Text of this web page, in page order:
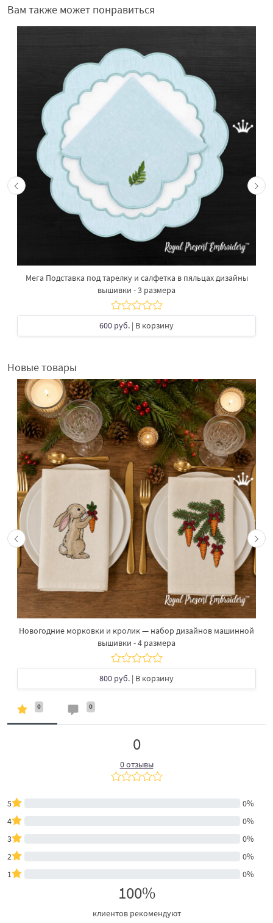
Вам также может понравиться
Мега Подставка под тарелку​ и салфетка в пяльцах дизайны
вышивки - 3 размера
600 руб. | В корзину
Новые товары
Новогодние морковки и кролик — набор дизайнов машинной
вышивки - 4 размера
800 руб. | В корзину
0 0
0
0 отзывы
5
0%
4
0%
3
0%
2
0%
1
0%
100%
клиентов рекомендуют